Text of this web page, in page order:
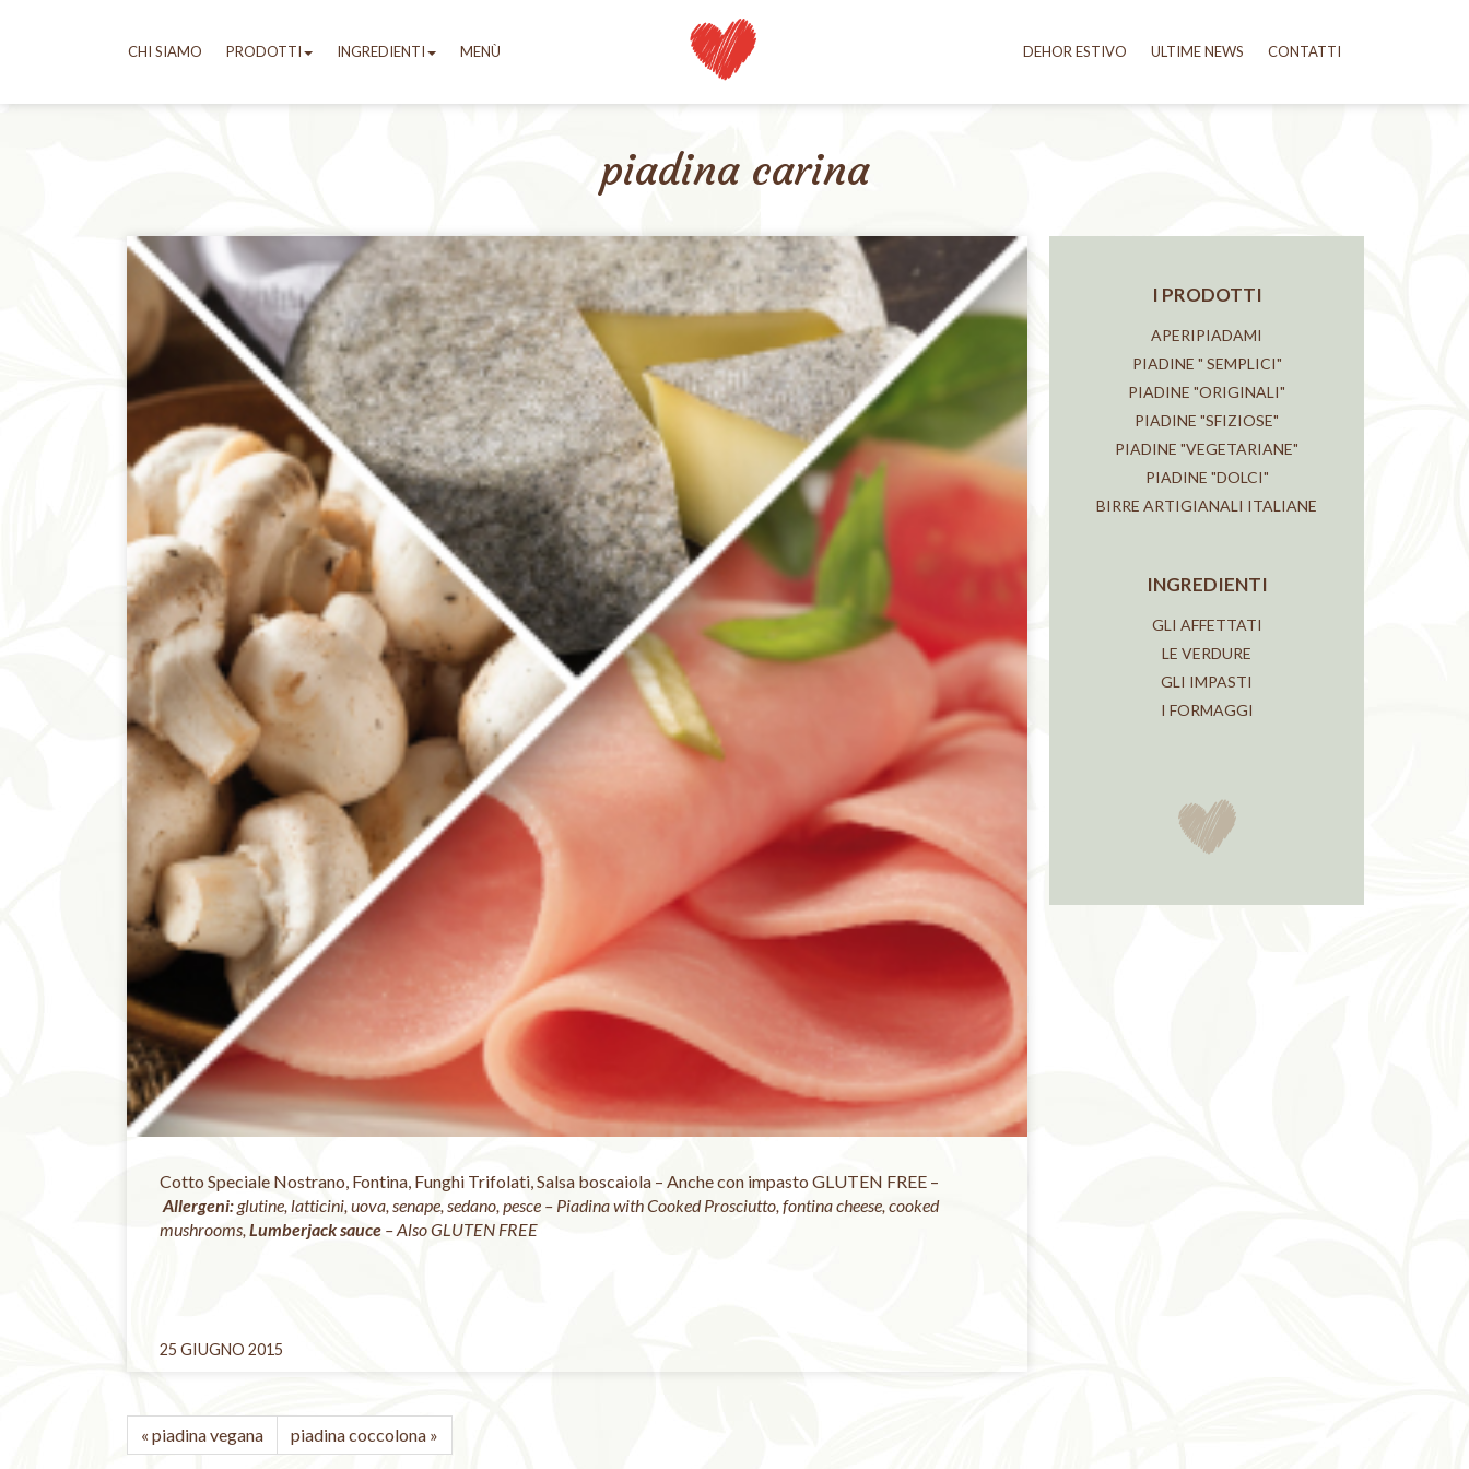
CHI SIAMO PRODOTTI INGREDIENTI CONTATTI
ULTIME NEWS
DEHOR ESTIVO
MENÙ
piadina carina
Cotto Speciale Nostrano, Fontina, Funghi Trifolati, Salsa boscaiola – Anche con impasto GLUTEN FREE –
Allergeni:glutine, latticini, uova, senape, sedano, pesce – Piadina with Cooked Prosciutto, fontina cheese, cooked
mushrooms, Lumberjack sauce – Also GLUTEN FREE
25 GIUGNO 2015
« piadina vegana piadina coccolona »
I PRODOTTI
APERIPIADAMI
PIADINE " SEMPLICI"
PIADINE "ORIGINALI"
PIADINE "SFIZIOSE"
PIADINE "VEGETARIANE"
PIADINE "DOLCI"
BIRRE ARTIGIANALI ITALIANE
INGREDIENTI
GLI AFFETTATI
LE VERDURE
GLI IMPASTI
I FORMAGGI